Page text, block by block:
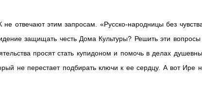
отвечают этим запросам. «Русско-народницы без
защищать честь Дома Культуры? Решить эти вопросы
просят стать купидоном и помочь в делах
не перестает подбирать ключи к ее сердцу. А вот Ире